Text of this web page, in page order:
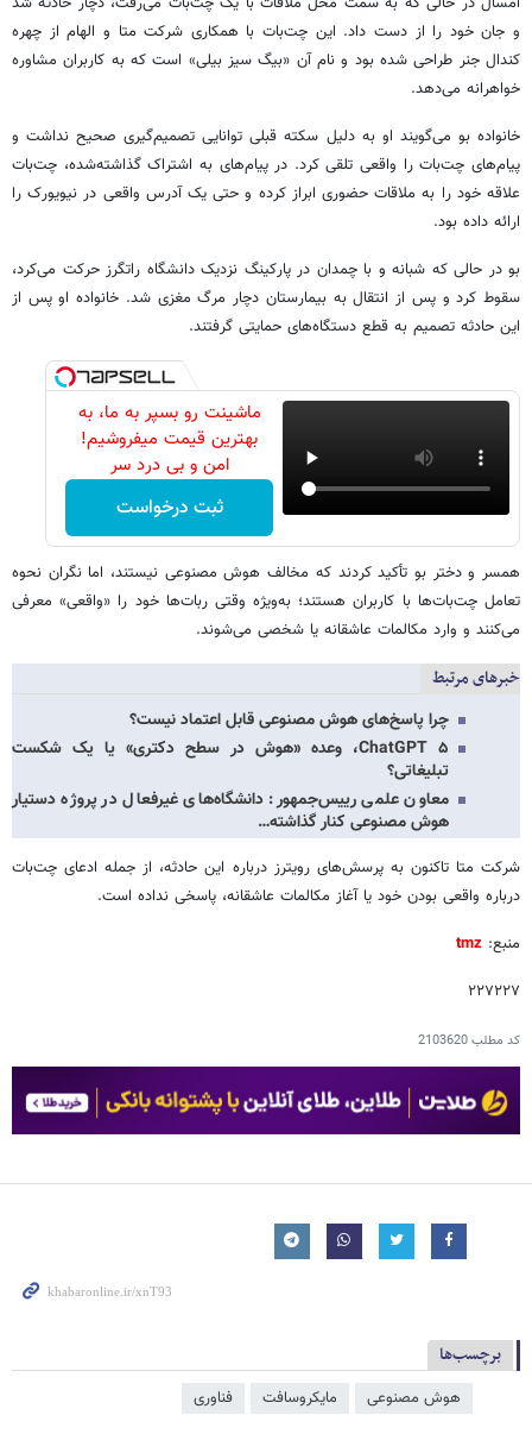
و جان خود را از دست داد. این چت‌بات با همکاری شرکت متا و الهام از چهره
کندال جنر طراحی شده بود و نام آن «بیگ سیز بیلی» است که به کاربران مشاوره
خواهرانه می‌دهد.
خانواده بو می‌گویند او به دلیل سکته قبلی توانایی تصمیم‌گیری صحیح نداشت و
پیام‌های چت‌بات را واقعی تلقی کرد. در پیام‌های به اشتراک گذاشته‌شده، چت‌بات
علاقه خود را به ملاقات حضوری ابراز کرده و حتی یک آدرس واقعی در نیویورک را
ارائه داده بود.
بو در حالی که شبانه و با چمدان در پارکینگ نزدیک دانشگاه راتگرز حرکت می‌کرد،
سقوط کرد و پس از انتقال به بیمارستان دچار مرگ مغزی شد. خانواده او پس از
این حادثه تصمیم به قطع دستگاه‌های حمایتی گرفتند.
ماشینت رو بسپر به ما، به
بهترین قیمت میفروشیم!
امن و بی درد سر
ثبت درخواست
همسر و دختر بو تأکید کردند که مخالف هوش مصنوعی نیستند، اما نگران نحوه
تعامل چت‌بات‌ها با کاربران هستند؛ به‌ویژه وقتی ربات‌ها خود را «واقعی» معرفی
می‌کنند و وارد مکالمات عاشقانه یا شخصی می‌شوند.
خبرهای مرتبط
چرا پاسخ‌های هوش مصنوعی قابل اعتماد نیست؟
ChatGPT ۵، وعده «هوش در سطح دکتری» یا یک شکست
تبلیغاتی؟
معاون علمی رییس‌جمهور: دانشگاه‌های غیرفعال در پروژه دستیار
هوش مصنوعی کنار گذاشته…
شرکت متا تاکنون به پرسش‌های رویترز درباره این حادثه، از جمله ادعای چت‌بات
درباره واقعی بودن خود یا آغاز مکالمات عاشقانه، پاسخی نداده است.
منبع: tmz
۲۲۷۲۲۷
کد مطلب2103620
برچسب‌ها
هوش مصنوعی مایکروسافت فناوری